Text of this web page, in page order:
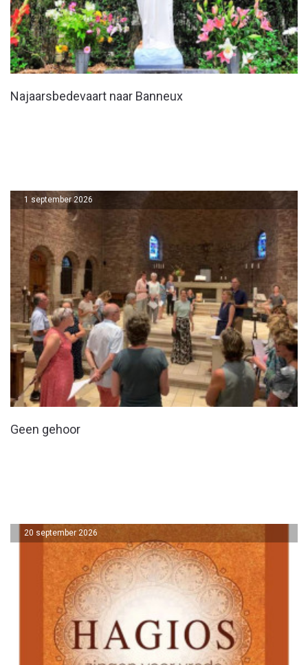
Najaarsbedevaart naar Banneux
Geen gehoor
1 september 2026
20 september 2026